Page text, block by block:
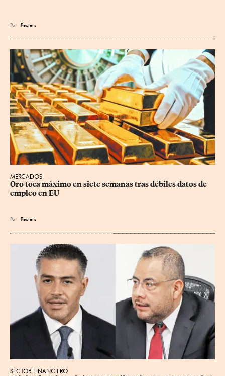
Por Reuters
MERCADOS
Oro toca máximo en siete semanas tras débiles datos de
empleo en EU
Por Reuters
SECTOR FINANCIERO